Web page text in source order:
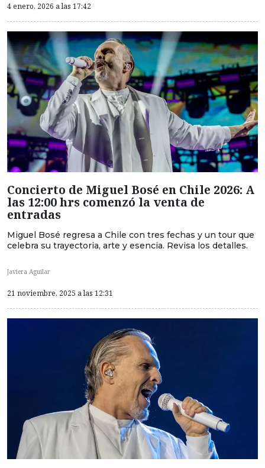
4 enero, 2026 a las 17:42
Concierto de Miguel Bosé en Chile 2026: A
las 12:00 hrs comenzó la venta de
entradas
Miguel Bosé regresa a Chile con tres fechas y un tour que
celebra su trayectoria, arte y esencia. Revisa los detalles.
Javiera Aguilar
21 noviembre, 2025 a las 12:31